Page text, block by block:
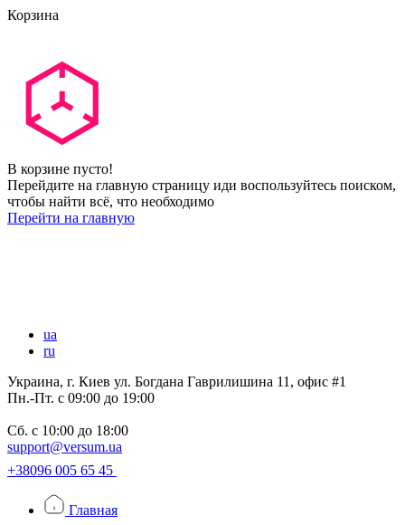
Корзина
В корзине пусто!
Перейдите на главную страницу иди воспользуйтесь поиском,
чтобы найти всё, что необходимо
Перейти на главную
ua
ru
Украина, г. Киев ул. Богдана Гаврилишина 11, офис #1
Пн.-Пт. с 09:00 до 19:00
Сб. с 10:00 до 18:00
support@versum.ua
+38096 005 65 45
Главная